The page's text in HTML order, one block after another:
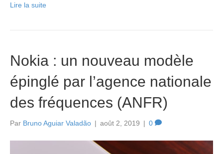
Lire la suite
Nokia : un nouveau modèle
épinglé par l’agence nationale
des fréquences (ANFR)
Par Bruno Aguiar Valadão | août 2, 2019 | 0